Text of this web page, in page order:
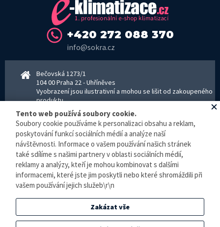
+420 272 088 370
info@sokra.cz
Bečovská 1273/1
104 00 Praha 22 - Uhříněves
Vyobrazení jsou ilustrativní a mohou se lišit od zakoupeného
produktu.
www.sokra.cz│www.haier-klimatizace.cz
Otevírací doba
Pondělí–Pátek 8–16:30 hodin - kancelář
Pondělí–pátek 8–16:00 hodin - sklad
Zpracování osobních údajů
© E-klimatizace.cz, všechna práva vyhrazena.
Internetový obchodvytvořilo studioBlueGhost.
Tento web používá soubory cookie.
Soubory cookie používáme k personalizaci obsahu a reklam,
poskytování funkcí sociálních médií a analýze naší
návštěvnosti. Informace o vašem používání našich stránek
také sdílíme s našimi partnery v oblasti sociálních médií,
reklamy a analýzy, kteří je mohou kombinovat s dalšími
informacemi, které jste jim poskytli nebo které shromáždili při
vašem používání jejich služeb\r\n
Zakázat vše